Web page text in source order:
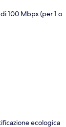
100 Mbps (per 1 o
ecologica